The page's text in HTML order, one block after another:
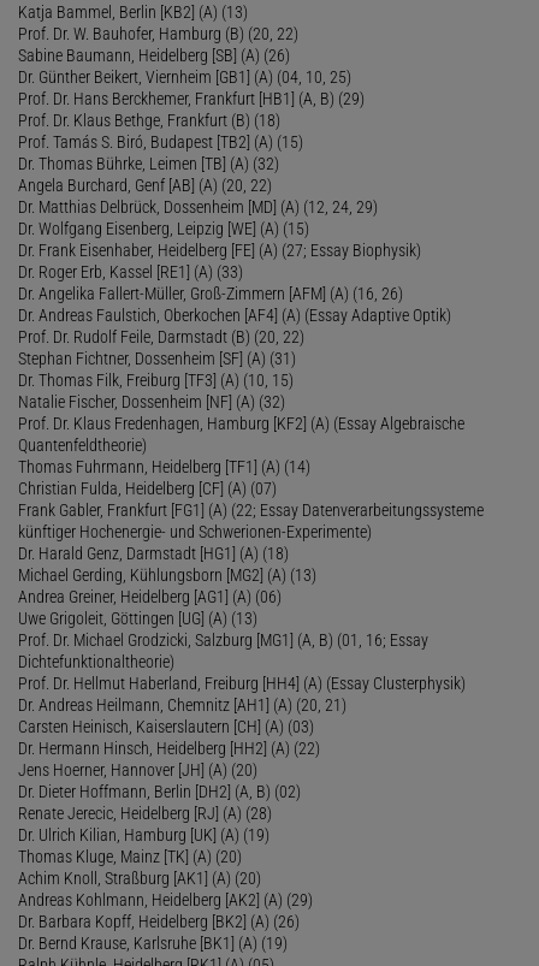
Katja Bammel, Berlin [KB2] (A) (13)
Prof. Dr. W. Bauhofer, Hamburg (B) (20, 22)
Sabine Baumann, Heidelberg [SB] (A) (26)
Dr. Günther Beikert, Viernheim [GB1] (A) (04, 10, 25)
Prof. Dr. Hans Berckhemer, Frankfurt [HB1] (A, B) (29)
Prof. Dr. Klaus Bethge, Frankfurt (B) (18)
Prof. Tamás S. Biró, Budapest [TB2] (A) (15)
Dr. Thomas Bührke, Leimen [TB] (A) (32)
Angela Burchard, Genf [AB] (A) (20, 22)
Dr. Matthias Delbrück, Dossenheim [MD] (A) (12, 24, 29)
Dr. Wolfgang Eisenberg, Leipzig [WE] (A) (15)
Dr. Frank Eisenhaber, Heidelberg [FE] (A) (27; Essay Biophysik)
Dr. Roger Erb, Kassel [RE1] (A) (33)
Dr. Angelika Fallert-Müller, Groß-Zimmern [AFM] (A) (16, 26)
Dr. Andreas Faulstich, Oberkochen [AF4] (A) (Essay Adaptive Optik)
Prof. Dr. Rudolf Feile, Darmstadt (B) (20, 22)
Stephan Fichtner, Dossenheim [SF] (A) (31)
Dr. Thomas Filk, Freiburg [TF3] (A) (10, 15)
Natalie Fischer, Dossenheim [NF] (A) (32)
Prof. Dr. Klaus Fredenhagen, Hamburg [KF2] (A) (Essay Algebraische
Quantenfeldtheorie)
Thomas Fuhrmann, Heidelberg [TF1] (A) (14)
Christian Fulda, Heidelberg [CF] (A) (07)
Frank Gabler, Frankfurt [FG1] (A) (22; Essay Datenverarbeitungssysteme
künftiger Hochenergie- und Schwerionen-Experimente)
Dr. Harald Genz, Darmstadt [HG1] (A) (18)
Michael Gerding, Kühlungsborn [MG2] (A) (13)
Andrea Greiner, Heidelberg [AG1] (A) (06)
Uwe Grigoleit, Göttingen [UG] (A) (13)
Prof. Dr. Michael Grodzicki, Salzburg [MG1] (A, B) (01, 16; Essay
Dichtefunktionaltheorie)
Prof. Dr. Hellmut Haberland, Freiburg [HH4] (A) (Essay Clusterphysik)
Dr. Andreas Heilmann, Chemnitz [AH1] (A) (20, 21)
Carsten Heinisch, Kaiserslautern [CH] (A) (03)
Dr. Hermann Hinsch, Heidelberg [HH2] (A) (22)
Jens Hoerner, Hannover [JH] (A) (20)
Dr. Dieter Hoffmann, Berlin [DH2] (A, B) (02)
Renate Jerecic, Heidelberg [RJ] (A) (28)
Dr. Ulrich Kilian, Hamburg [UK] (A) (19)
Thomas Kluge, Mainz [TK] (A) (20)
Achim Knoll, Straßburg [AK1] (A) (20)
Andreas Kohlmann, Heidelberg [AK2] (A) (29)
Dr. Barbara Kopff, Heidelberg [BK2] (A) (26)
Dr. Bernd Krause, Karlsruhe [BK1] (A) (19)